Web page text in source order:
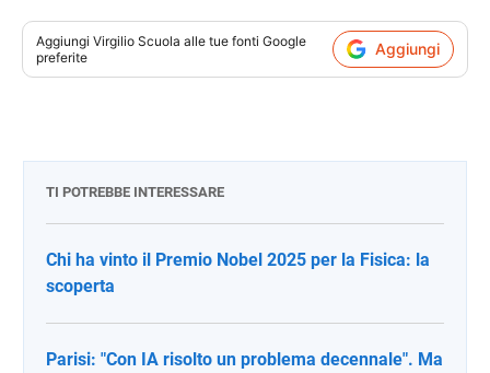
Aggiungi Virgilio Scuola alle tue fonti Google
preferite
Aggiungi
TI POTREBBE INTERESSARE
Chi ha vinto il Premio Nobel 2025 per la Fisica: la
scoperta
Parisi: "Con IA risolto un problema decennale". Ma